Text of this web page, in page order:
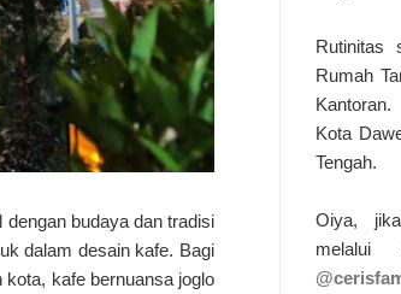
budaya dan tradisi
dalam desain kafe. Bagi
kafe bernuansa joglo
Rutinitas
Rumah
Kota
Tengah.
Oiya,
melalui